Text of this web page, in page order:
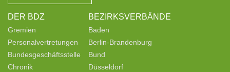
DER BDZ
Gremien
Personalvertretungen
Bundesgeschäftsstelle
Chronik
BEZIRKSVERBÄNDE
Baden
Berlin-Brandenburg
Bund
Düsseldorf